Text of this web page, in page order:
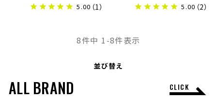
5.00 （1） 5.00 （2）
並び替え
8件中 1 -8件表示
ALL BRAND CLICK